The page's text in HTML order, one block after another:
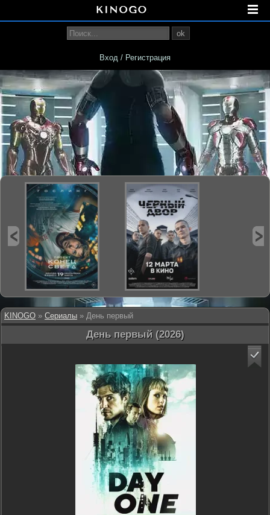
KINOGO » Сериалы » День первый
День первый (2026)
ok
Вход / Регистрация